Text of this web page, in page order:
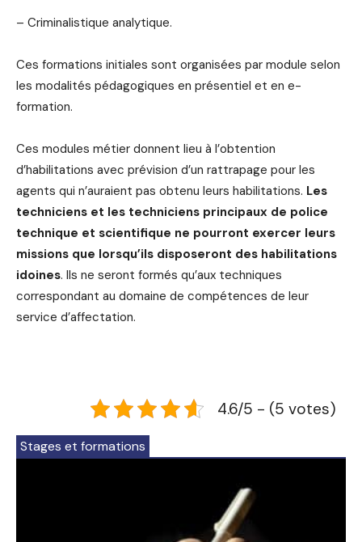
– Criminalistique analytique.
Ces formations initiales sont organisées par module selon
les modalités pédagogiques en présentiel et en e-
formation.
Ces modules métier donnent lieu à l’obtention
d’habilitations avec prévision d’un rattrapage pour les
agents qui n’auraient pas obtenu leurs habilitations. Les
techniciens et les techniciens principaux de police
technique et scientifique ne pourront exercer leurs
missions que lorsqu’ils disposeront des habilitations
idoines. Ils ne seront formés qu’aux techniques
correspondant au domaine de compétences de leur
service d’affectation.
4.6/5 - (5 votes)
Stages et formations